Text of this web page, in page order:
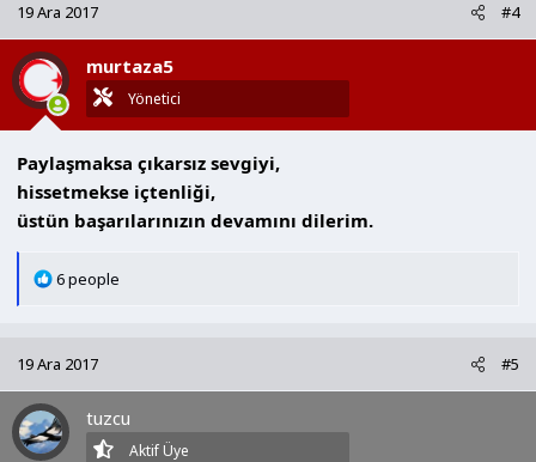
i
l
e
r
:
19 Ara 2017 #4
murtaza5
Yönetici
Paylaşmaksa çıkarsız sevgiyi,
hissetmekse içtenliği,
üstün başarılarınızın devamını dilerim.
T
i
l
e
r
6 people
19 Ara 2017 #5
tuzcu
Aktif Üye